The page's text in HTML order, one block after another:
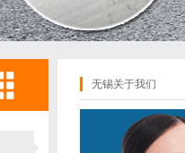
无锡关于我们